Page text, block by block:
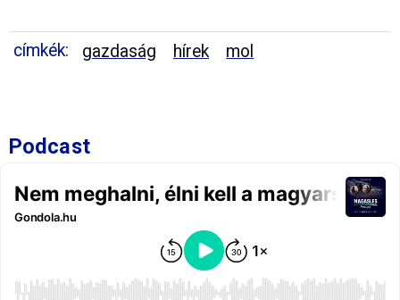
címkék: gazdaság hírek mol
Podcast